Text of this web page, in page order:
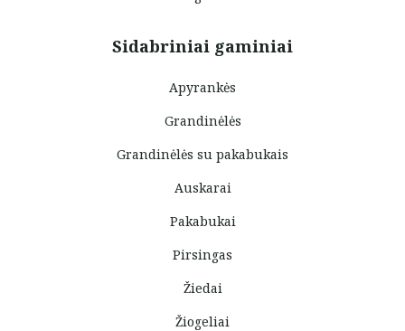
Sidabriniai gaminiai
Apyrankės
Grandinėlės
Grandinėlės su pakabukais
Auskarai
Pakabukai
Pirsingas
Žiedai
Žiogeliai